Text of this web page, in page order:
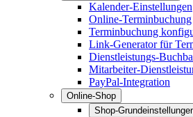
Kalender-Einstellungen
Online-Terminbuchung
Terminbuchung
Link-Generator für
Dienstleistungs-
Mitarbeiter-
PayPal-Integration
Online-Shop
Shop-